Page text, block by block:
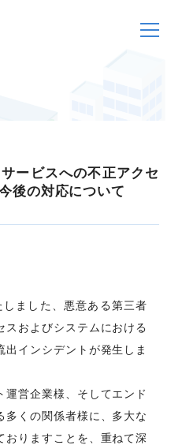
ービスへの不正アクセ
後の対応について
ました、悪意ある第三者
スおよびシステムにおける
インシデントが発生しま
営企業様、そしてエンド
多くの関係者様に、多大な
おりますことを、重ねて深